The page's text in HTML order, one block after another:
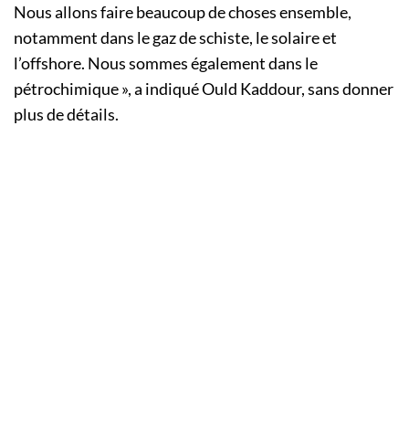
Nous allons faire beaucoup de choses ensemble,
notamment dans le gaz de schiste, le solaire et
l’offshore. Nous sommes également dans le
pétrochimique », a indiqué Ould Kaddour, sans donner
plus de détails.